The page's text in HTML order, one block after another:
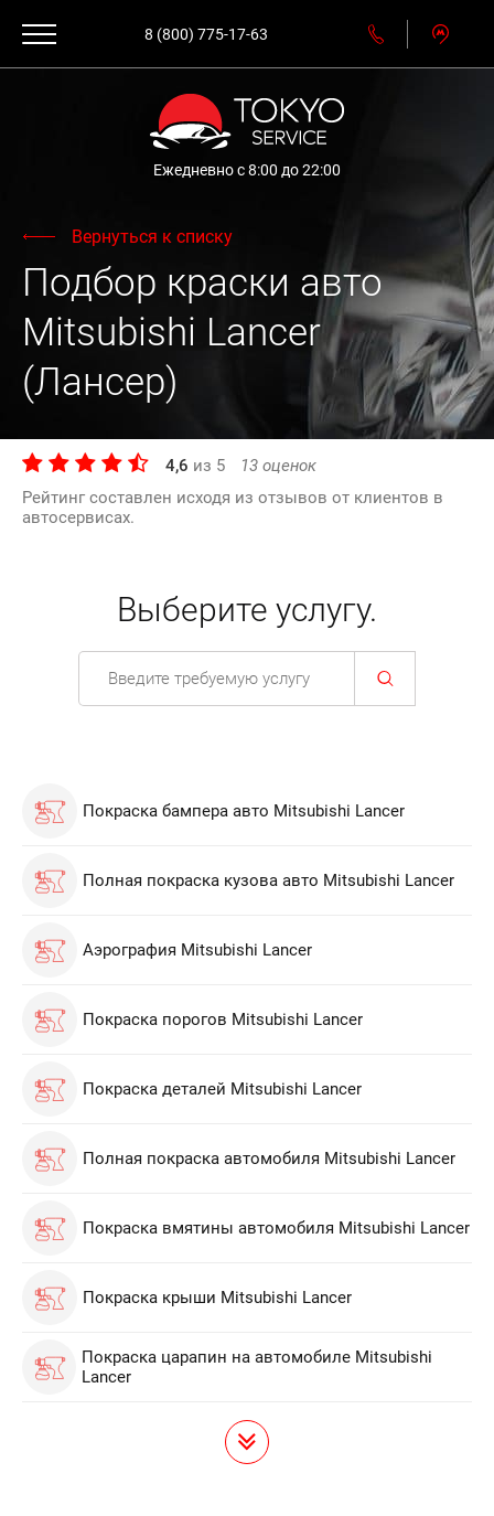
8 (800) 775-17-63
Ежедневно с 8:00 до 22:00
Вернуться к списку
Подбор краски авто
Mitsubishi Lancer
(Лансер)
4,6 из 5 13 оценок
Рейтинг составлен исходя из отзывов от клиентов в
автосервисах.
Выберите услугу.
Покраска бампера авто Mitsubishi Lancer
Полная покраска кузова авто Mitsubishi Lancer
Аэрография Mitsubishi Lancer
Покраска порогов Mitsubishi Lancer
Покраска деталей Mitsubishi Lancer
Полная покраска автомобиля Mitsubishi Lancer
Покраска вмятины автомобиля Mitsubishi Lancer
Покраска крыши Mitsubishi Lancer
Покраска царапин на автомобиле Mitsubishi
Lancer